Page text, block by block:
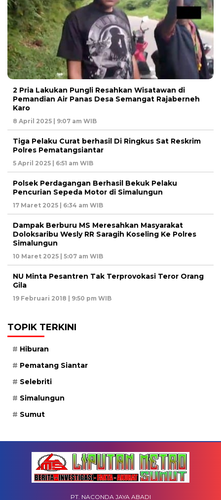
2 Pria Lakukan Pungli Resahkan Wisatawan di
Pemandian Air Panas Desa Semangat Rajaberneh
Karo
8 April 2025 | 9:07 am WIB
Tiga Pelaku Curat berhasil Di Ringkus Sat Reskrim
Polres Pematangsiantar
5 April 2025 | 6:51 am WIB
Polsek Perdagangan Berhasil Bekuk Pelaku
Pencurian Sepeda Motor di Simalungun
17 Maret 2025 | 6:34 am WIB
Dampak Berburu MS Meresahkan Masyarakat
Doloksaribu Wesly RR Saragih Koseling Ke Polres
Simalungun
10 Maret 2025 | 5:07 am WIB
NU Minta Pesantren Tak Terprovokasi Teror Orang
Gila
19 Februari 2018 | 9:50 pm WIB
TOPIK TERKINI
Hiburan
Pematang Siantar
Selebriti
Simalungun
Sumut
PT. NACONDA JAYA ABADI